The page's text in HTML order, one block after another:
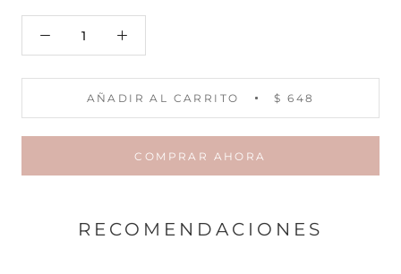
AÑADIR AL CARRITO $ 648
COMPRAR AHORA
RECOMENDACIONES